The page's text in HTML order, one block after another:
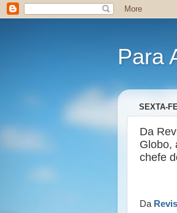
Para
SEXTA-
Da
Globo,
chefe
Da